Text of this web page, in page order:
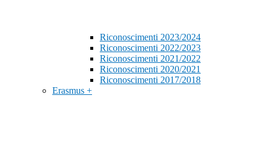
Riconoscimenti 2023/2024
Riconoscimenti 2022/2023
Riconoscimenti 2021/2022
Riconoscimenti 2020/2021
Riconoscimenti 2017/2018
Erasmus +